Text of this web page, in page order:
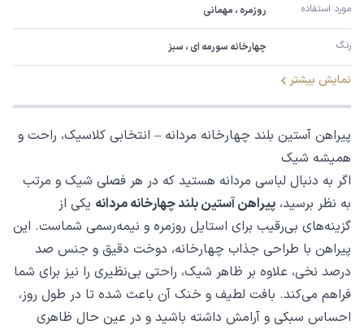
مورد استفاده روزمره ، مهمانی
رنگ چهارخانه سورمه ای ، سبز
نمایش بیشتر
پیراهن آستین بلند چهارخانه مردانه – انتخابی کلاسیک، راحت و
همیشه شیک
اگر به دنبال لباسی مردانه هستید که در هر فصلی شیک و مرتب
به نظر برسید، پیراهن آستین بلند چهارخانه مردانه یکی از
گزینه‌های بی‌رقیب برای استایل روزمره و نیمه‌رسمی شماست. این
پیراهن با طراحی جذاب چهارخانه، دوخت دقیق و جنس صد
درصد نخی، علاوه بر ظاهر شیک، راحتی بی‌نظیری را نیز برای شما
فراهم می‌کند. بافت لطیف و خنک آن باعث شده تا در طول روز،
احساس سبکی و آرامش داشته باشید و در عین حال ظاهری